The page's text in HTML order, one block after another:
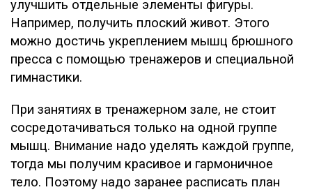
улучшить отдельные элементы фигуры.
Например, получить плоский живот. Этого
можно достичь укреплением мышц брюшного
пресса с помощью тренажеров и специальной
гимнастики.
При занятиях в тренажерном зале, не стоит
сосредотачиваться только на одной группе
мышц. Внимание надо уделять каждой группе,
тогда мы получим красивое и гармоничное
тело. Поэтому надо заранее расписать план